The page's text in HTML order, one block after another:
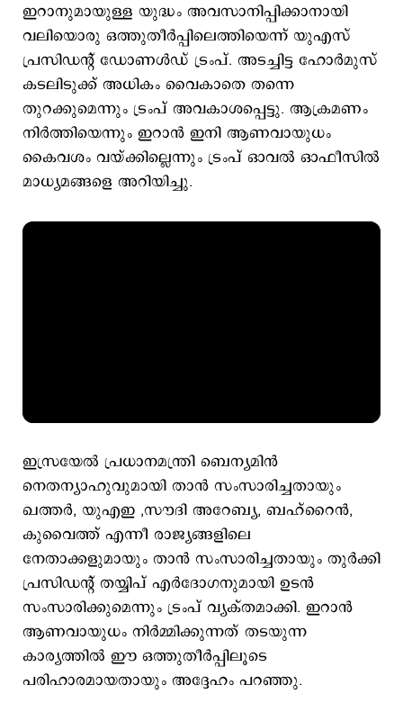
ഇറാനുമായുള്ള യുദ്ധം അവസാനിപ്പിക്കാനായി
വലിയൊരു ഒത്തുതീര്‍പ്പിലെത്തിയെന്ന് യുഎസ്
പ്രസിഡന്റ് ഡോണള്‍ഡ് ട്രംപ്. അടച്ചിട്ട ഹോര്‍മുസ്
കടലിടുക്ക് അധികം വൈകാതെ തന്നെ
തുറക്കുമെന്നും ട്രംപ് അവകാശപ്പെട്ടു. ആക്രമണം
നിര്‍ത്തിയെന്നും ഇറാന്‍ ഇനി ആണവായുധം
കൈവശം വയ്ക്കില്ലെന്നും ട്രംപ് ഓവല്‍ ഓഫീസില്‍
മാധ്യമങ്ങളെ അറിയിച്ചു.
ഇസ്രയേൽ പ്രധാനമന്ത്രി ബെന്യമിൻ
നെതന്യാഹുവുമായി താൻ സംസാരിച്ചതായും
ഖത്തർ, യുഎഇ ,സൗദി അറേബ്യ, ബഹ്റൈൻ,
കുവൈത്ത് എന്നീ രാജ്യങ്ങളിലെ
നേതാക്കളുമായും താന്‍ സംസാരിച്ചതായും തുർക്കി
പ്രസിഡന്റ് തയ്യിപ് എർദോഗനുമായി ഉടൻ
സംസാരിക്കുമെന്നും ട്രംപ് വ്യക്തമാക്കി. ഇറാൻ
ആണവായുധം നിർമ്മിക്കുന്നത് തടയുന്ന
കാര്യത്തിൽ ഈ ഒത്തുതീര്‍പ്പിലൂടെ
പരിഹാരമായതായും അദ്ദേഹം പറഞ്ഞു.